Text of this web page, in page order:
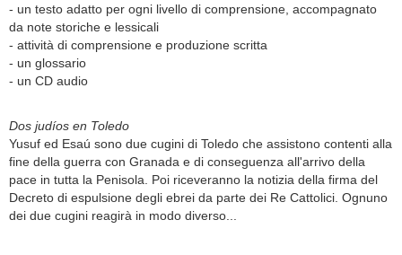
- un testo adatto per ogni livello di comprensione, accompagnato
da note storiche e lessicali
- attività di comprensione e produzione scritta
- un glossario
- un CD audio
Dos judíos en Toledo
Yusuf ed Esaú sono due cugini di Toledo che assistono contenti alla
fine della guerra con Granada e di conseguenza all'arrivo della
pace in tutta la Penisola. Poi riceveranno la notizia della firma del
Decreto di espulsione degli ebrei da parte dei Re Cattolici. Ognuno
dei due cugini reagirà in modo diverso...